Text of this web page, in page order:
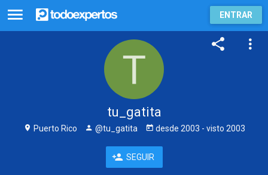
ENTRAR
tu_gatita
Puerto Rico @tu_gatita desde 2003 - visto 2003
SEGUIR